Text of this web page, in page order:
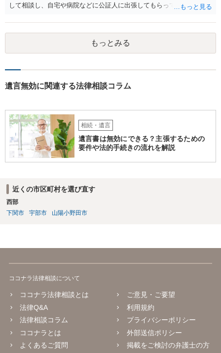
して相談し、自宅や病院などに公証人に出張してもらって公正証書を
うことも可能です。 ＞不動産名義を父から母に名義変更しておいた方
がいいのではと考えていますがどう思いますか？ 詳細が不明であり何
とも言えないのですが、遺言内容との関わりもあると思いますので、
弁護士に事情等を説明して個別に相談した方がよいように思います。
もっとみる
遺言無効に関連する法律相談コラム
相続・遺言
遺言書は無効にできる？主張するための
要件や法的手続きの流れを解説
近くの市区町村を選び直す
西部
下関市
宇部市 山陽小野田市
ココナラ法律相談について
ココナラ法律相談とは
法律Q&A
法律相談コラム
ココナラとは
よくあるご質問
ご意見・ご要望
利用規約
プライバシーポリシー
外部送信ポリシー
掲載をご検討の弁護士の方